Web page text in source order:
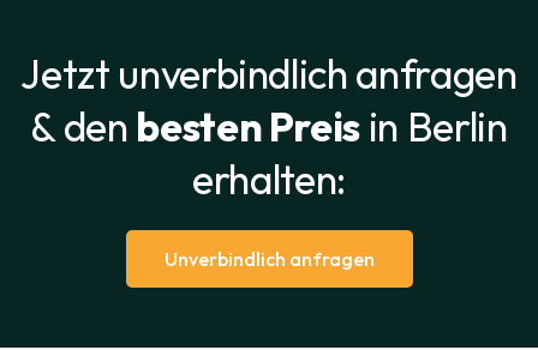
Jetzt unverbindlich anfragen
& den besten Preis in Berlin
erhalten:
Unverbindlich anfragen